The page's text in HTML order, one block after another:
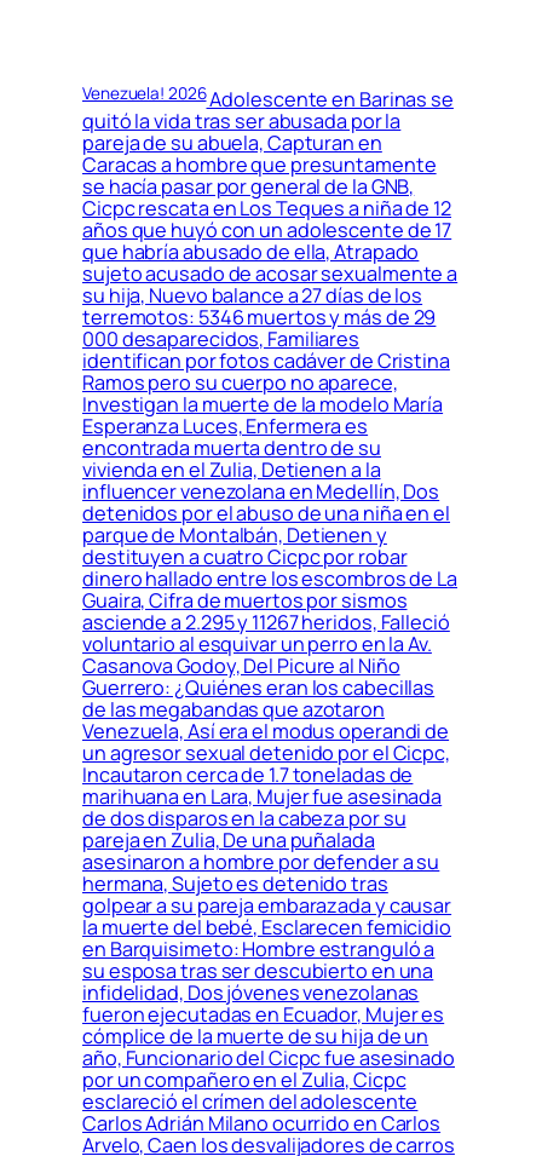
Venezuela! 2026Adolescente en Barinas se
quitó la vida tras ser abusada por la
pareja de su abuela, Capturan en
Caracas a hombre que presuntamente
se hacía pasar por general de la GNB,
Cicpc rescata en Los Teques a niña de 12
años que huyó con un adolescente de 17
que habría abusado de ella, Atrapado
sujeto acusado de acosar sexualmente a
su hija, Nuevo balance a 27 días de los
terremotos: 5346 muertos y más de 29
000 desaparecidos, Familiares
identifican por fotos cadáver de Cristina
Ramos pero su cuerpo no aparece,
Investigan la muerte de la modelo María
Esperanza Luces, Enfermera es
encontrada muerta dentro de su
vivienda en el Zulia, Detienen a la
influencer venezolana en Medellín, Dos
detenidos por el abuso de una niña en el
parque de Montalbán, Detienen y
destituyen a cuatro Cicpc por robar
dinero hallado entre los escombros de La
Guaira, Cifra de muertos por sismos
asciende a 2.295 y 11267 heridos, Falleció
voluntario al esquivar un perro en la Av.
Casanova Godoy, Del Picure al Niño
Guerrero: ¿Quiénes eran los cabecillas
de las megabandas que azotaron
Venezuela, Así era el modus operandi de
un agresor sexual detenido por el Cicpc,
Incautaron cerca de 1.7 toneladas de
marihuana en Lara, Mujer fue asesinada
de dos disparos en la cabeza por su
pareja en Zulia, De una puñalada
asesinaron a hombre por defender a su
hermana, Sujeto es detenido tras
golpear a su pareja embarazada y causar
la muerte del bebé, Esclarecen femicidio
en Barquisimeto: Hombre estranguló a
su esposa tras ser descubierto en una
infidelidad, Dos jóvenes venezolanas
fueron ejecutadas en Ecuador, Mujer es
cómplice de la muerte de su hija de un
año, Funcionario del Cicpc fue asesinado
por un compañero en el Zulia, Cicpc
esclareció el crímen del adolescente
Carlos Adrián Milano ocurrido en Carlos
Arvelo, Caen los desvalijadores de carros